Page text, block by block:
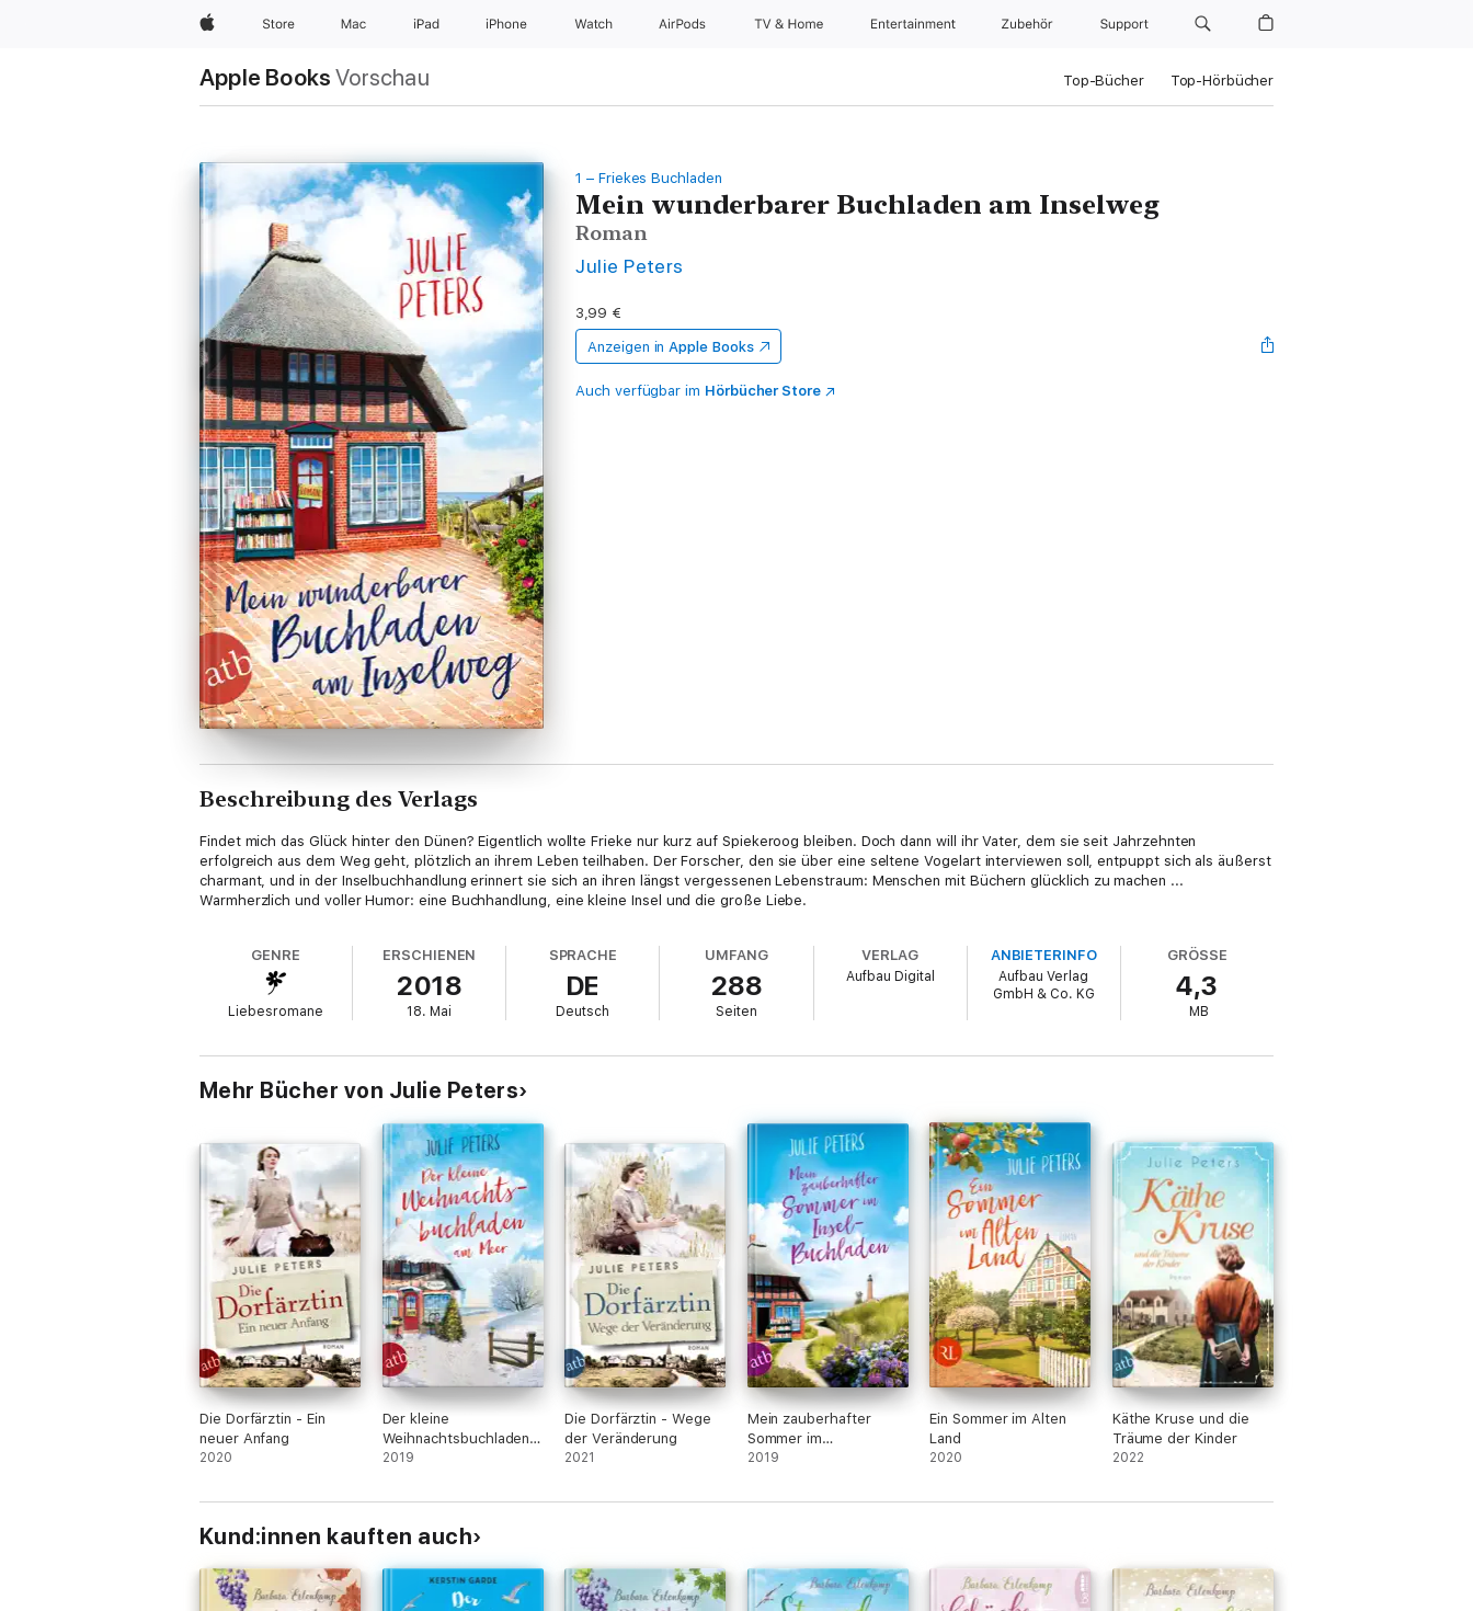
Apple Store Mac iPad iPhone Watch AirPods TV & Home Entertainment Zubehör Support
Apple Books Vorschau Top-Bücher Top-Hörbücher
1 – Friekes Buchladen
Mein wunderbarer Buchladen am Inselweg
Roman
Julie Peters
3,99 €
Anzeigen in Apple Books
Auch verfügbar im Hörbücher Store
Beschreibung des Verlags
Findet mich das Glück hinter den Dünen? Eigentlich wollte Frieke nur kurz auf Spiekeroog bleiben. Doch dann will ihr Vater, dem sie seit Jahrzehnten
erfolgreich aus dem Weg geht, plötzlich an ihrem Leben teilhaben. Der Forscher, den sie über eine seltene Vogelart interviewen soll, entpuppt sich als äußerst
charmant, und in der Inselbuchhandlung erinnert sie sich an ihren längst vergessenen Lebenstraum: Menschen mit Büchern glücklich zu machen ...
Warmherzlich und voller Humor: eine Buchhandlung, eine kleine Insel und die große Liebe.
GENRE
Liebesromane
ERSCHIENEN
2018
18. Mai
SPRACHE
DE
Deutsch
UMFANG
288
Seiten
VERLAG
Aufbau Digital
ANBIETERINFO
Aufbau Verlag
GmbH & Co. KG
GRÖSSE
4,3
MB
Mehr Bücher von Julie Peters
Die Dorfärztin - Ein
neuer Anfang
2020
Der kleine
Weihnachtsbuchladen
am Meer
2019
Die Dorfärztin - Wege
der Veränderung
2021
Mein zauberhafter
Sommer im
Inselbuchladen
2019
Ein Sommer im Alten
Land
2020
Käthe Kruse und die
Träume der Kinder
2022
Kund:innen kauften auch